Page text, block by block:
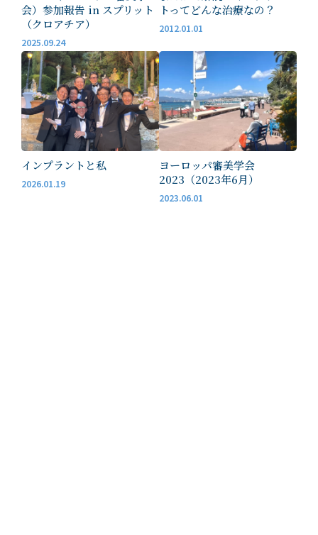
会）参加報告 in スプリット
（クロアチア）
2025.09.24
トってどんな治療なの？
2012.01.01
インプラントと私
2026.01.19
ヨーロッパ審美学会
2023（2023年6月）
2023.06.01